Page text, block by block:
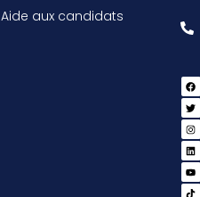
Aide aux candidats